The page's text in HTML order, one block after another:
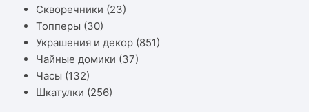
Скворечники (23)
Топперы (30)
Украшения и декор (851)
Чайные домики (37)
Часы (132)
Шкатулки (256)